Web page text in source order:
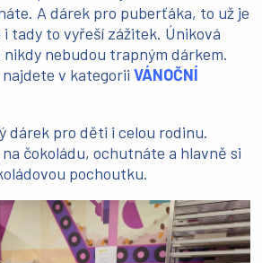
A dárek pro puberťáka, to už je
tady to vyřeší zážitek. Úniková
nebudou trapným dárkem.
v kategorii VÁNOČNÍ
dárek pro děti i celou rodinu.
čokoládu, ochutnáte a hlavně si
pochoutku.